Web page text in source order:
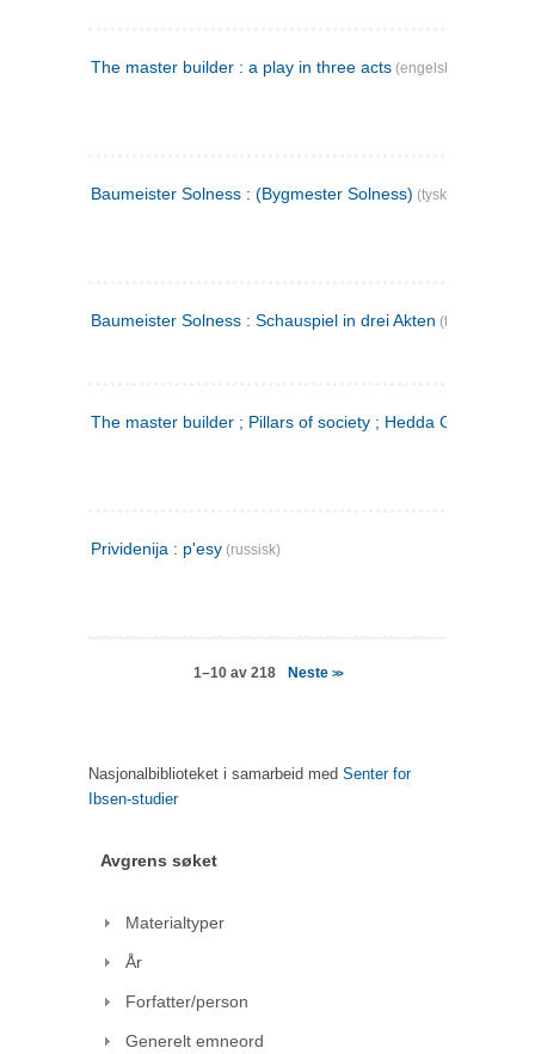
The master builder : a play in three acts (engelsk)
Baumeister Solness : (Bygmester Solness) (tysk)
Baumeister Solness : Schauspiel in drei Akten (tysk)
The master builder ; Pillars of society ; Hedda Gabler
Prividenija : p'esy (russisk)
1–10 av 218 Neste >>
Nasjonalbiblioteket i samarbeid med Senter for
Ibsen-studier
Avgrens søket
Materialtyper
År
Forfatter/person
Generelt emneord